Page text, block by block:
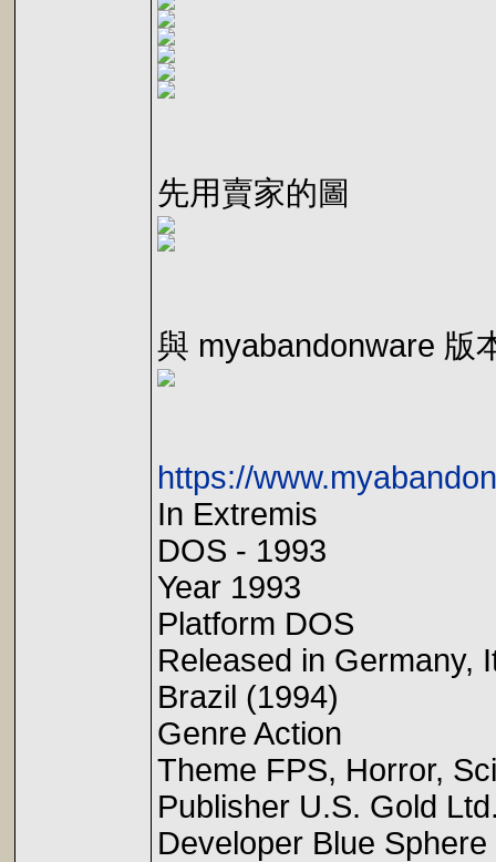
先用賣家的圖
與 myabandonware 版
https://
In Extremis
DOS - 1993
Year 1993
Platform DOS
Released in Germany,
Brazil (1994)
Genre Action
Theme FPS, Horror,
Publisher U.S. Gold
Developer Blue